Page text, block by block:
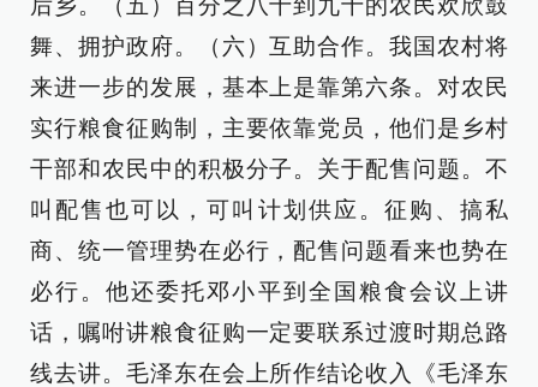
后乡。（五）百分之八十到九十的农民欢欣鼓
舞、拥护政府。（六）互助合作。我国农村将
来进一步的发展，基本上是靠第六条。对农民
实行粮食征购制，主要依靠党员，他们是乡村
干部和农民中的积极分子。关于配售问题。不
叫配售也可以，可叫计划供应。征购、搞私
商、统一管理势在必行，配售问题看来也势在
必行。他还委托邓小平到全国粮食会议上讲
话，嘱咐讲粮食征购一定要联系过渡时期总路
线去讲。毛泽东在会上所作结论收入《毛泽东